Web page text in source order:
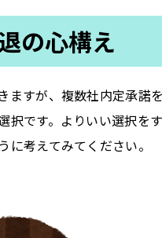
の心構え
ますが、複数社内定承諾
択です。よりいい選択を
に考えてみてください。